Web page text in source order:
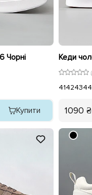
Чорні
Купити
41424344
1090 ₴